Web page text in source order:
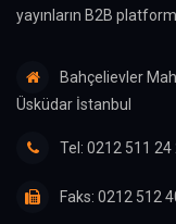
yayınların B2B
Bahçelievler
Üsküdar İstanbul
Tel: 0212 511 24
Faks: 0212 512